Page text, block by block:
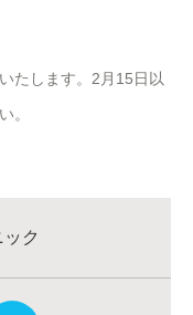
たします。2月15日以
。
ク